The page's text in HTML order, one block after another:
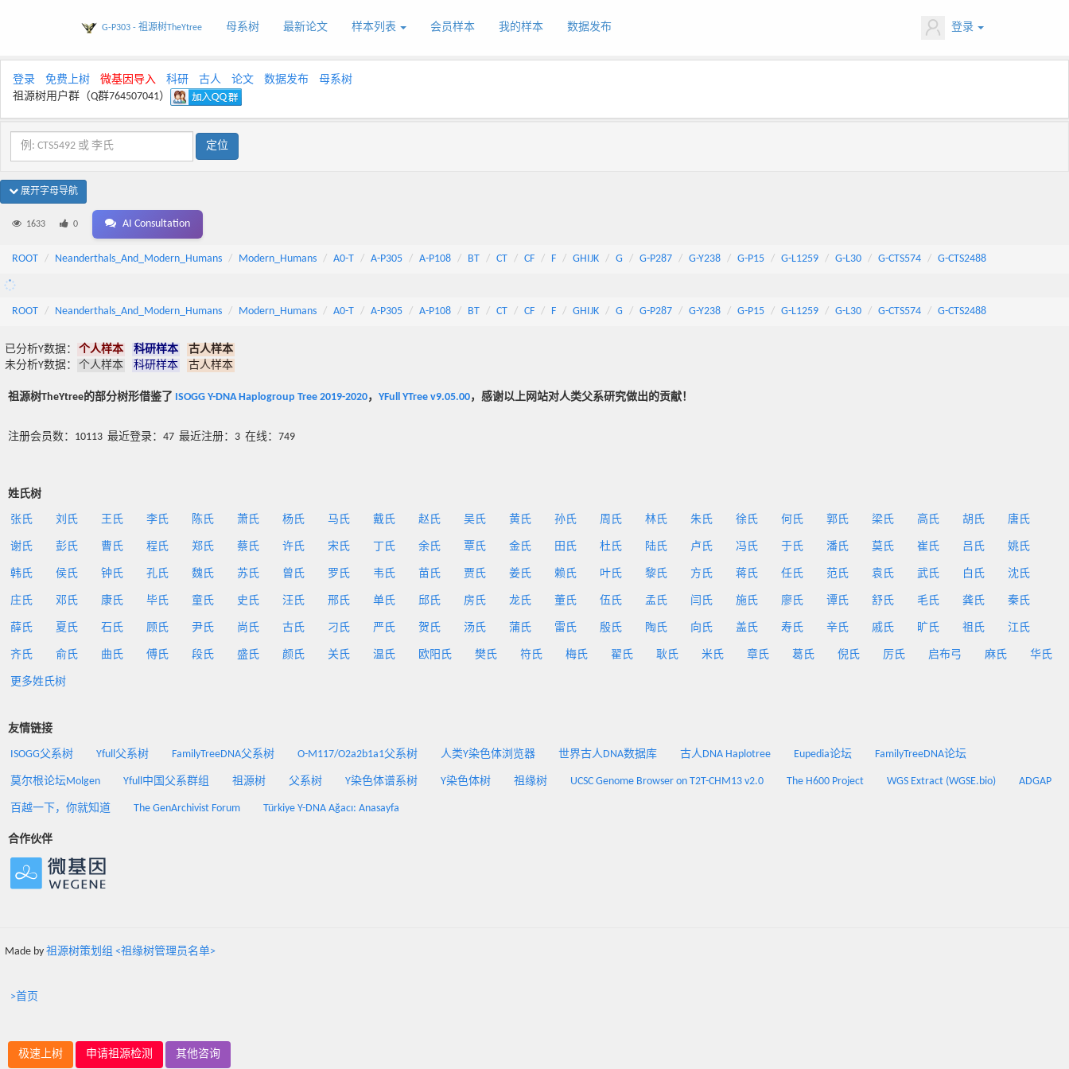
G-P303 - 祖源树TheYtree 母系树 最新论文 样本列表 会员样本 我的样本 数据发布 登录
登录 免费上树 微基因导入 科研 古人 论文 数据发布
母系树
祖源树用户群（Q群764507041）
展开字母导航
1633 0 AI Consultation
ROOT Neanderthals_And_Modern_Humans Modern_Humans A0-T A-P305 A-P108 BT CT CF F GHIJK G G-P287 G-Y238 G-P15 G-L1259 G-L30 G-CTS574 G-CTS2488
ROOT Neanderthals_And_Modern_Humans Modern_Humans A0-T A-P305 A-P108 BT CT CF F GHIJK G G-P287 G-Y238 G-P15 G-L1259 G-L30 G-CTS574 G-CTS2488
已分析Y数据： 个人样本 科研样本
古人样本
未分析Y数据：
个人样本 科研样本 古人样本
祖源树TheYtree的部分树形借鉴了 ISOGG Y-DNA Haplogroup Tree 2019-2020， YFull YTree v9.05.00，感谢以上网站对人类父系研究做出的贡献！
注册会员数：10113 最近登录：47 最近注册：3 在线：749
姓氏树
张氏 刘氏 王氏 李氏 陈氏 萧氏 杨氏 马氏 戴氏 赵氏 吴氏 黄氏 孙氏 周氏 林氏 朱氏 徐氏 何氏 郭氏 梁氏 高氏 胡氏 唐氏
谢氏 彭氏 曹氏 程氏 郑氏 蔡氏 许氏 宋氏 丁氏 余氏 覃氏 金氏 田氏 杜氏 陆氏 卢氏 冯氏 于氏 潘氏 莫氏 崔氏 吕氏 姚氏
韩氏 侯氏 钟氏 孔氏 魏氏 苏氏 曾氏 罗氏 韦氏 苗氏 贾氏 姜氏 赖氏 叶氏 黎氏 方氏 蒋氏 任氏 范氏 袁氏 武氏 白氏 沈氏
庄氏 邓氏 康氏 毕氏 童氏 史氏 汪氏 邢氏 单氏 邱氏 房氏 龙氏 董氏 伍氏 孟氏 闫氏 施氏 廖氏 谭氏 舒氏 毛氏 龚氏 秦氏
薛氏 夏氏 石氏 顾氏 尹氏 尚氏 古氏 刁氏 严氏 贺氏 汤氏 蒲氏 雷氏 殷氏 陶氏 向氏 盖氏 寿氏 辛氏 戚氏 旷氏 祖氏 江氏
齐氏 俞氏 曲氏 傅氏 段氏 盛氏 颜氏 关氏 温氏 欧阳氏 樊氏 符氏 梅氏 翟氏 耿氏 米氏 章氏 葛氏 倪氏 厉氏 启布弓 麻氏 华氏
更多姓氏树
友情链接
ISOGG父系树 Yfull父系树 FamilyTreeDNA父系树 O-M117/O2a2b1a1父系树 人类Y染色体浏览器 世界古人DNA数据库 古人DNA Haplotree Eupedia论坛 FamilyTreeDNA论坛
莫尔根论坛Molgen Yfull中国父系群组 祖源树 父系树 Y染色体谱系树 Y染色体树 祖缘树 UCSC Genome Browser on T2T-CHM13 v2.0 The H600 Project WGS Extract (WGSE.bio) ADGAP
百越一下，你就知道 The GenArchivist Forum Türkiye Y-DNA Ağacı: Anasayfa
合作伙伴
Made by 祖源树策划组 <祖缘树管理员名单>
>首页
极速上树 申请祖源检测 其他咨询